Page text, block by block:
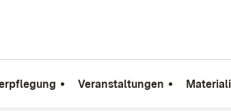
Veranstaltungen